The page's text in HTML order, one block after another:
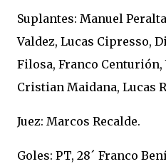
Suplantes: Manuel
Valdez, Lucas Cipresso,
Filosa, Franco
Cristian Maidana, Lucas
Juez: Marcos Recalde.
Goles: PT, 28´ Franco